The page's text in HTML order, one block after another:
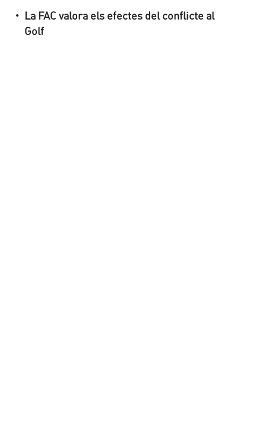
La FAC valora els efectes del conflicte al
Golf